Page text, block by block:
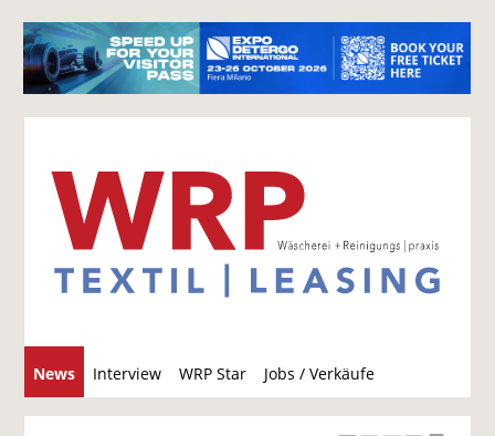
News Interview WRP Star Jobs / Verkäufe
u
c